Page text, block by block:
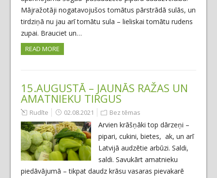
Mājražotāji nogatavojušos tomātus pārstrādā sulās, un
tirdziņā nu jau arī tomātu sula – lieliskai tomātu rudens
zupai. Brauciet un…
READ MORE
15.AUGUSTĀ – JAUNĀS RAŽAS UN
AMATNIEKU TIRGUS
Rudīte 02.08.2021 Bez tēmas
Arvien krāšņāki top dārzeņi –
pipari, cukini, bietes, ak, un arī
Latvijā audzētie arbūzi. Saldi,
saldi. Savukārt amatnieku
piedāvājumā – tikpat daudz krāsu vasaras pievakarē